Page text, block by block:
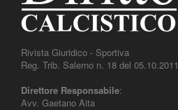
Rivista Giuridico - Sportiva
Reg. Trib. Salerno n. 18 del 05.10.2011
Direttore Responsabile:
Avv. Gaetano Aita